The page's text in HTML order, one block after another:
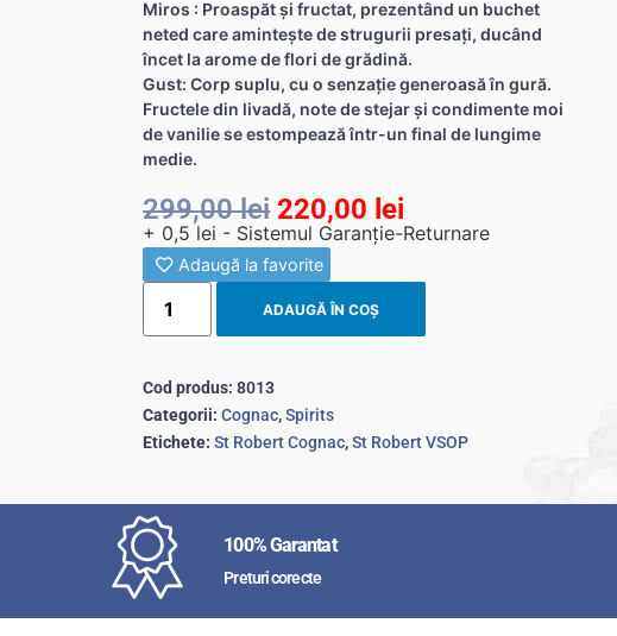
Miros : Proaspăt și fructat, prezentând un buchet
neted care amintește de strugurii presați, ducând
încet la arome de flori de grădină.
Gust: Corp suplu, cu o senzație generoasă în gură.
Fructele din livadă, note de stejar și condimente moi
de vanilie se estompează într-un final de lungime
medie.
299,00lei 220,00 lei
+ 0,5 lei - Sistemul Garanție-Returnare
Adaugă la favorite
ADAUGĂ ÎN COȘ
Cod produs:8013
Categorii: Cognac,Spirits
Etichete: St Robert Cognac,St Robert VSOP
100% Garantat
Preturi corecte